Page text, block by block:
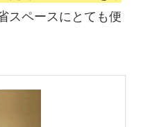
スペースにとても便